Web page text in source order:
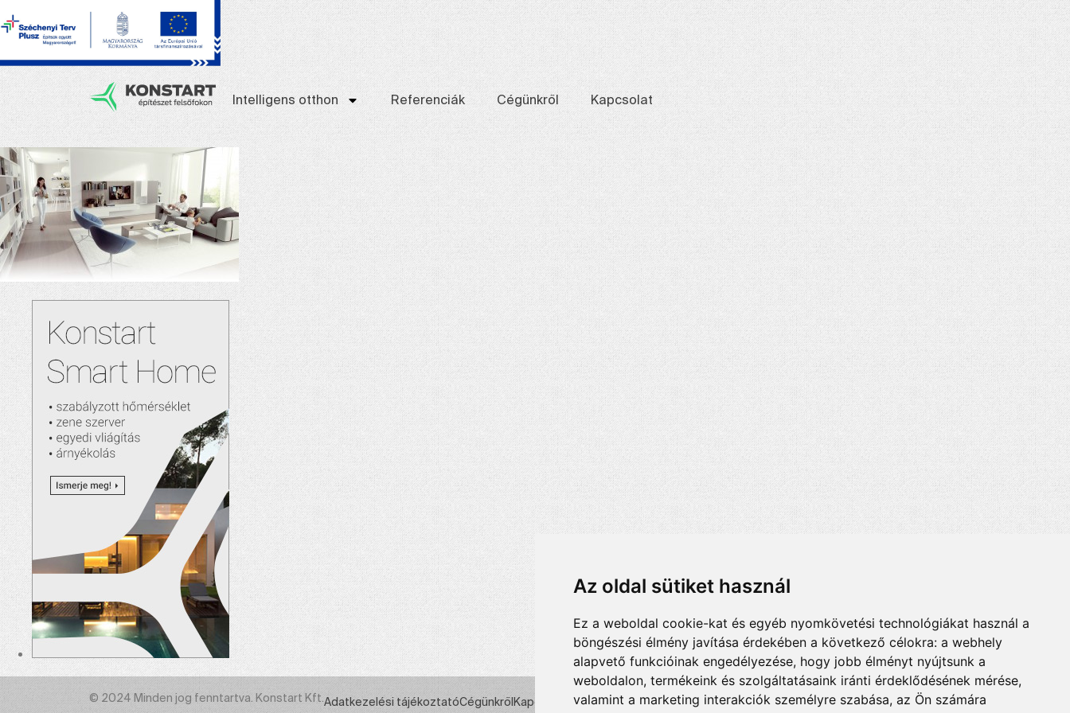
Az oldal sütiket használ
Ez a weboldal cookie-kat és egyéb nyomkövetési technológiákat használ a
böngészési élmény javítása érdekében a következő célokra: a webhely
alapvető funkcióinak engedélyezése, hogy jobb élményt nyújtsunk a
weboldalon, termékeink és szolgáltatásaink iránti érdeklődésének mérése,
valamint a marketing interakciók személyre szabása, az Ön számára
Intelligens otthon Referenciák Cégünkről Kapcsolat
© 2024 Minden jog fenntartva. Konstart Kft.Adatkezelési tájékoztatóCégünkrőlKapcsolat